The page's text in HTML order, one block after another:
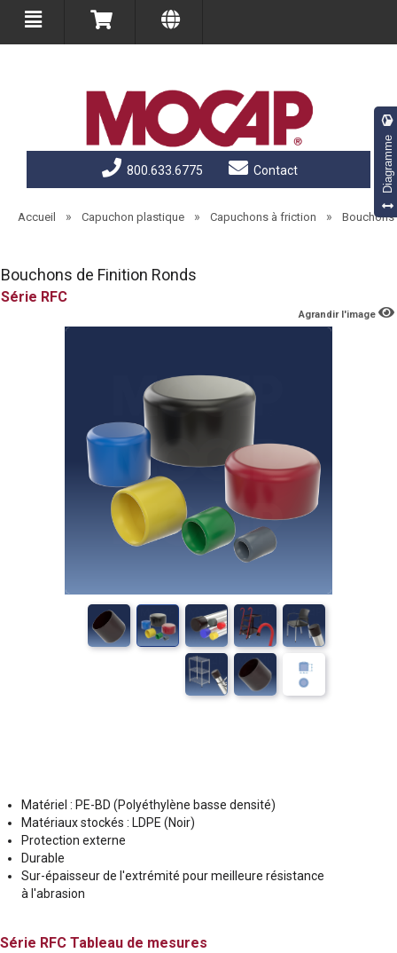
800.633.6775 Contact
Accueil » Capuchon plastique » Capuchons à friction » Bouchons
Bouchons de Finition Ronds
RFC
Agrandir l'image
Matériel : PE-BD (Polyéthylène basse densité)
Matériaux stockés : LDPE (Noir)
Protection externe
Durable
Sur-épaisseur de l'extrémité pour meilleure résistance
à l'abrasion
RFC Tableau de mesures
Diagramme